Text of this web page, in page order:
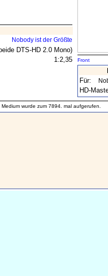
Nobody ist der Größte
DTS-HD 2.0 Mono)
1:2,35 Front
Für:
HD-
Medium wurde zum 7894. mal aufgerufen.